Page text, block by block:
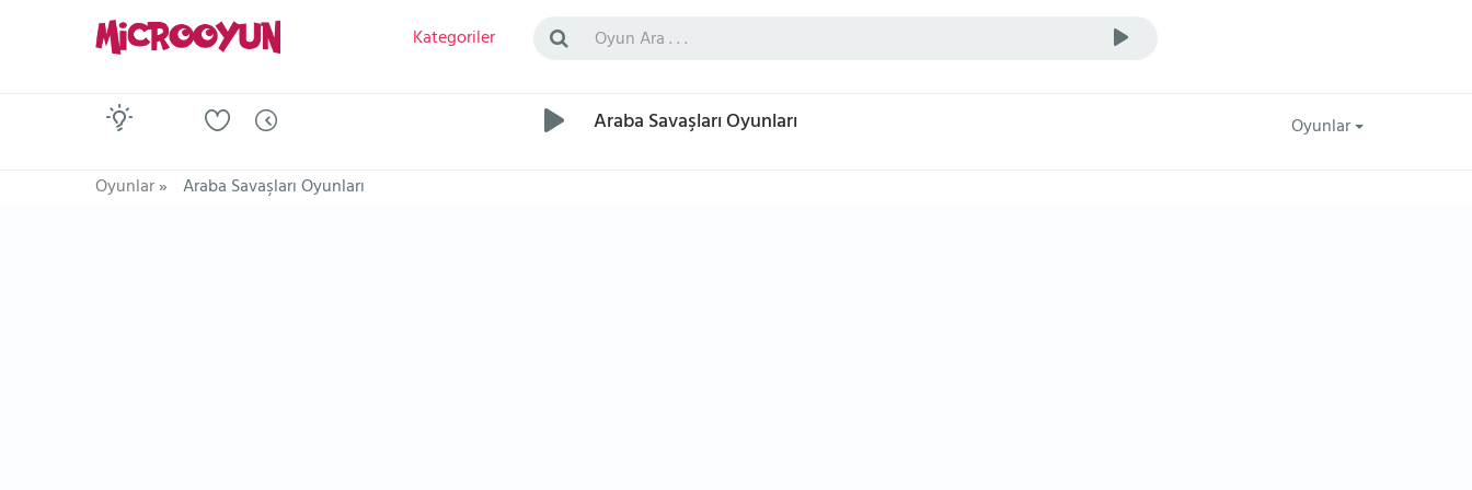
Kategoriler
Araba Savaşları Oyunları
Oyunlar
Oyunlar» Araba Savaşları Oyunları